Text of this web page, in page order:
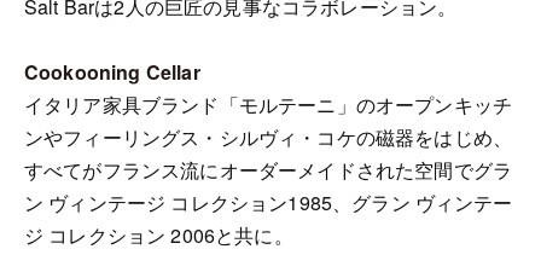
Salt Barは2人の巨匠の見事なコラボレーション。
Cookooning Cellar
イタリア家具ブランド「モルテーニ」のオープンキッチ
ンやフィーリングス・シルヴィ・コケの磁器をはじめ、
すべてがフランス流にオーダーメイドされた空間でグラ
ン ヴィンテージ コレクション1985、グラン ヴィンテー
ジ コレクション 2006と共に。